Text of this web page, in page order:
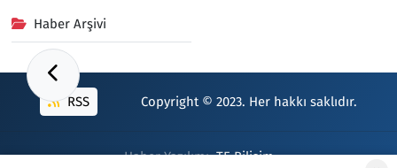
Haber Arşivi
RSS Copyright © 2023. Her hakkı saklıdır.
Haber Yazılımı:TE Bilişim